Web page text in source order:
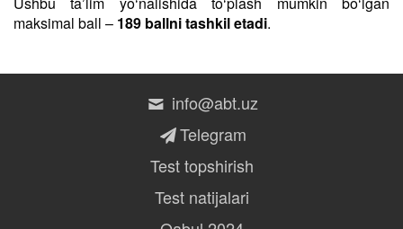
maksimal ball – 189 ballni tashkil etadi.
info@abt.uz
Telegram
Test topshirish
Test natijalari